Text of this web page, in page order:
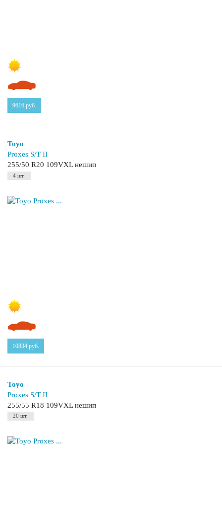
9616 руб.
Toyo
Proxes S/T II
255/50 R20 109VXL нешип
4 шт.
10834 руб.
Toyo
Proxes S/T II
255/55 R18 109VXL нешип
20 шт.